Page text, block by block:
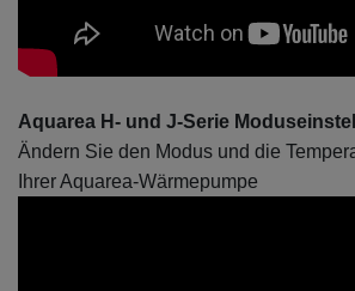
Aquarea H- und J-Serie
Ändern Sie den Modus und die
Ihrer Aquarea-Wärmepumpe